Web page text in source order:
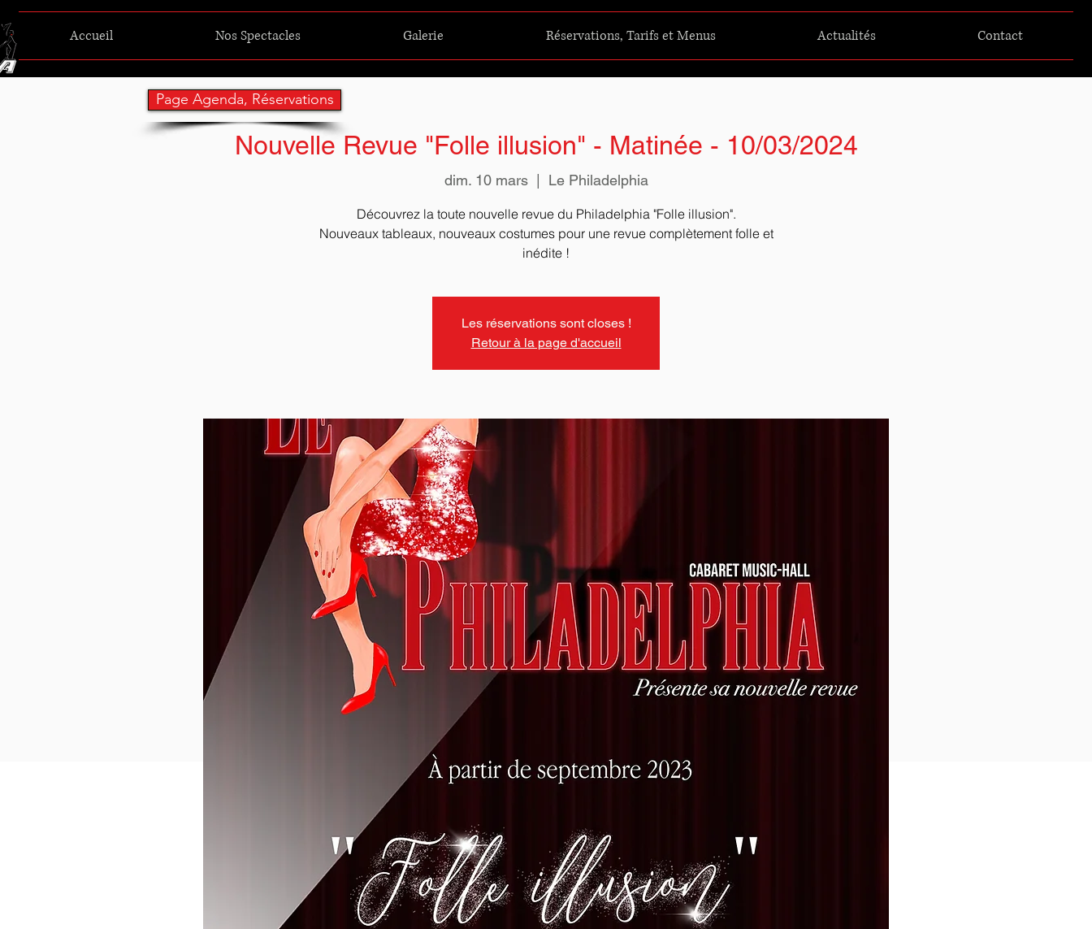
Accueil Nos Spectacles Galerie Réservations, Tarifs et Menus Actualités Contact
Nouvelle Revue "Folle illusion" - Matinée - 10/03/2024
dim. 10 mars
  |
Le Philadelphia
Découvrez la toute nouvelle revue du Philadelphia "Folle illusion".
Nouveaux tableaux, nouveaux costumes pour une revue complètement folle et
Les réservations sont closes !
Retour à la page d'accueil
Page Agenda, Réservations